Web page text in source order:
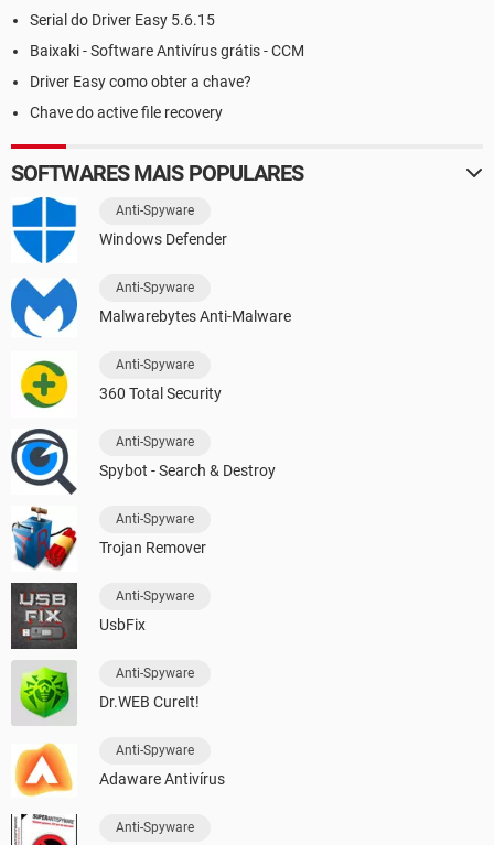
Serial do Driver Easy 5.6.15
Baixaki - Software Antivírus grátis - CCM
Driver Easy como obter a chave?
Chave do active file recovery
SOFTWARES MAIS POPULARES
Anti-Spyware
Windows Defender
Anti-Spyware
Malwarebytes Anti-Malware
Anti-Spyware
360 Total Security
Anti-Spyware
Spybot - Search & Destroy
Anti-Spyware
Trojan Remover
Anti-Spyware
UsbFix
Anti-Spyware
Dr.WEB CureIt!
Anti-Spyware
Adaware Antivírus
Anti-Spyware